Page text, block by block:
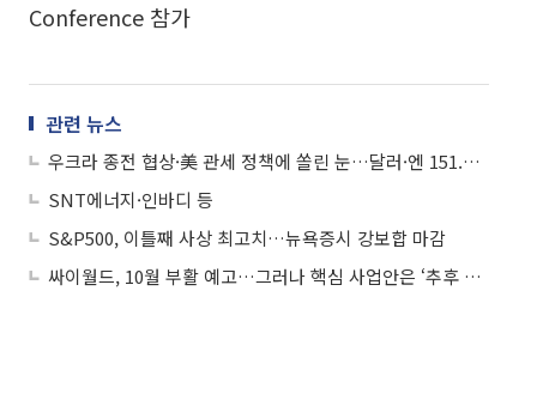
Conference 참가
관련 뉴스
우크라 종전 협상·美 관세 정책에 쏠린 눈…달러·엔 151.42엔
SNT에너지·인바디 등
S&P500, 이틀째 사상 최고치…뉴욕증시 강보합 마감
싸이월드, 10월 부활 예고…그러나 핵심 사업안은 ‘추후 공개’